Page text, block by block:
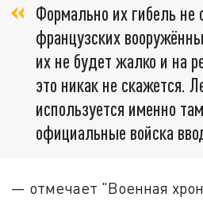
Формально их гибель не
французских
их не будет жалко и на
это никак не скажется.
используется именно
официальные войска
— отмечает "Военная